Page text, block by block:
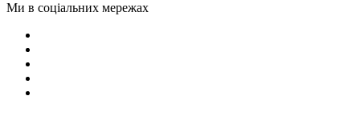
Ми в соціальних мережах